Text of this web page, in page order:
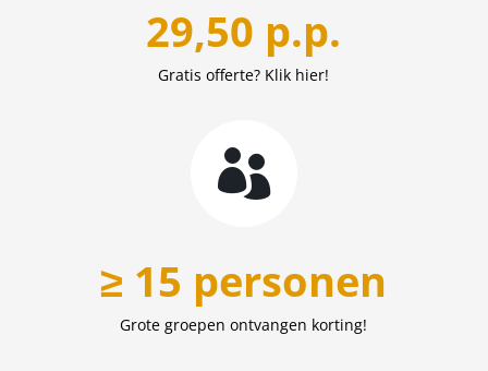
29,50 p.p.
Gratis offerte? Klik hier!

≥ 15 personen
Grote groepen ontvangen korting!